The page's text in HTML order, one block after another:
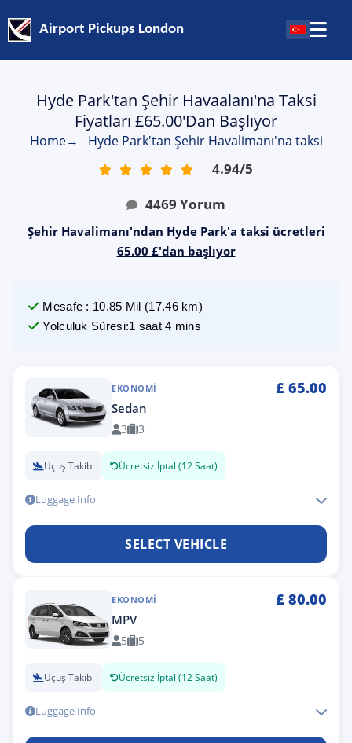
Airport Pickups London
Hyde Park'tan Şehir Havaalanı'na Taksi
Fiyatları £65.00'dan Başlıyor
Home→ Hyde Park'tan Şehir Havalimanı'na taksi
4.94/5
4469 Yorum
Şehir Havalimanı'ndan Hyde Park'a taksi ücretleri
65.00 £'dan başlıyor
Mesafe : 10.85 Mil (17.46km)
Yolculuk Süresi:1 saat 4 mins
EKONOMI £ 65.00
Sedan
3 3
Uçuş Takibi Ücretsiz İptal (12 Saat)
Luggage Info
SELECT VEHICLE
EKONOMI £ 80.00
MPV
5 5
Uçuş Takibi Ücretsiz İptal (12 Saat)
Luggage Info